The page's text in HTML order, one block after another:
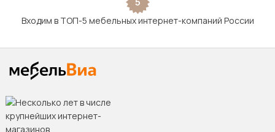
Входим в ТОП-5 мебельных интернет-компаний России